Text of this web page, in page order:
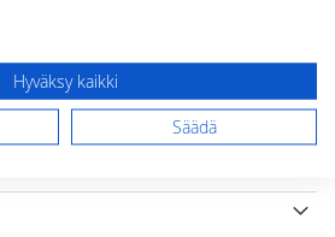
Hyväksy kaikki
Säädä